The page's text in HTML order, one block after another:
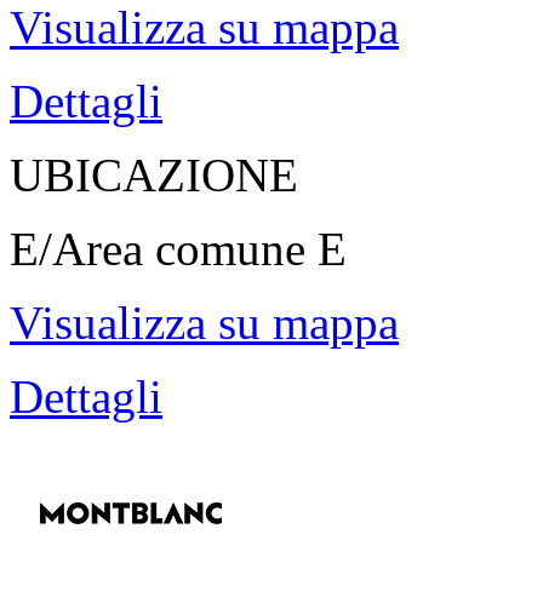
Visualizza su mappa
Dettagli
UBICAZIONE
E/Area comune E
Visualizza su mappa
Dettagli